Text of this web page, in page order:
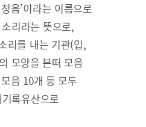
음’이라는 이름으로
리라는 뜻으로,
리를 내는 기관(입,
모양을 본떠 모음
음 10개 등 모두
록유산으로